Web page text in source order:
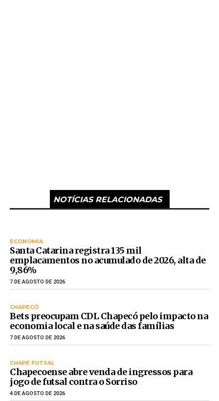
NOTÍCIAS RELACIONADAS
ECONOMIA
Santa Catarina registra 135 mil
emplacamentos no acumulado de 2026, alta de
9,86%
7 DE AGOSTO DE 2026
CHAPECÓ
Bets preocupam CDL Chapecó pelo impacto na
economia local e na saúde das famílias
7 DE AGOSTO DE 2026
CHAPE FUTSAL
Chapecoense abre venda de ingressos para
jogo de futsal contra o Sorriso
4 DE AGOSTO DE 2026